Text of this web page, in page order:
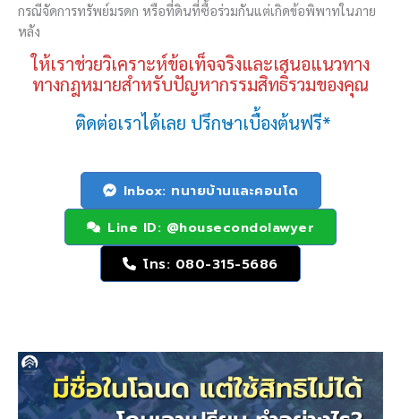
กรณีจัดการทรัพย์มรดก หรือที่ดินที่ซื้อร่วมกันแต่เกิดข้อพิพาทในภาย
หลัง
ให้เราช่วยวิเคราะห์ข้อเท็จจริงและเสนอแนวทาง
ทางกฎหมายสำหรับปัญหากรรมสิทธิ์รวมของคุณ
ติดต่อเราได้เลย ปรึกษาเบื้องต้นฟรี*
Inbox: ทนายบ้านและคอนโด
Line ID: @housecondolawyer
โทร: 080-315-5686